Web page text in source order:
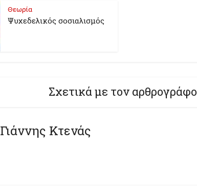
Θεωρία
Ψυχεδελικός σοσιαλισμός
Σχετικά με τον αρθρογράφο
Γιάννης Κτενάς